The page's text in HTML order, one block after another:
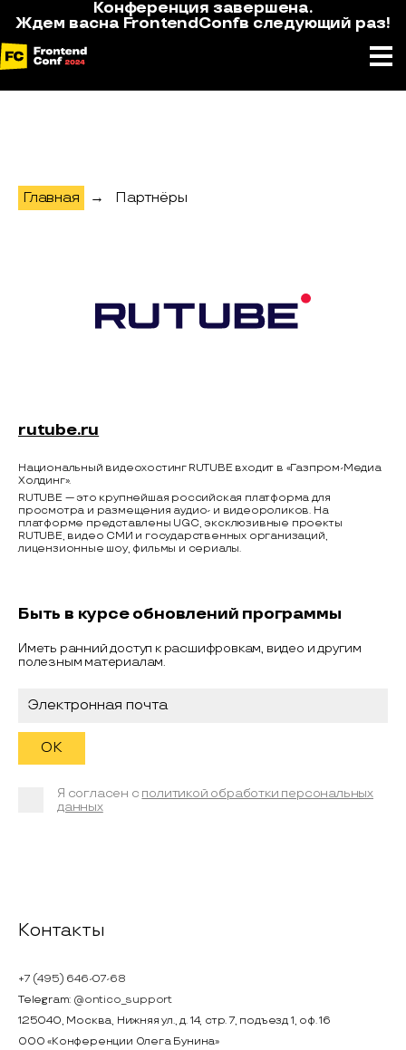
Конференция завершена.
Ждем васна FrontendConfв следующий раз!
Главная → Партнёры
rutube.ru
Национальный видеохостинг RUTUBE входит в «Газпром-Медиа
Холдинг».
RUTUBE — это крупнейшая российская платформа для
просмотра и размещения аудио- и видеороликов. На
платформе представлены UGC, эксклюзивные проекты
RUTUBE, видео СМИ и государственных организаций,
лицензионные шоу, фильмы и сериалы.
Быть в курсе обновлений программы
Иметь ранний доступ к расшифровкам, видео и другим
полезным материалам.
Я согласен с политикой обработки персональных
данных
Контакты
+7 (495) 646-07-68
Telegram: @ontico_support
125040, Москва, Нижняя ул., д. 14, стр. 7, подъезд 1, оф. 16
ООО «Конференции Олега Бунина»